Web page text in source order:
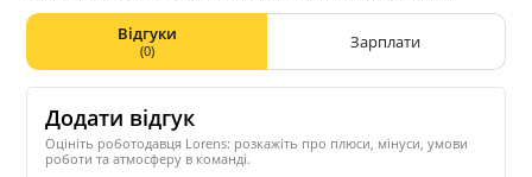
Відгуки
(0) Зарплати
Додати відгук
Оцініть роботодавця Lorens: розкажіть про плюси, мінуси, умови
роботи та атмосферу в команді.